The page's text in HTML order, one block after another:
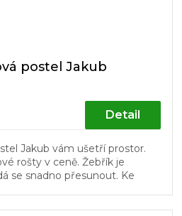
postel Jakub
Detail
Jakub vám ušetří prostor.
rošty v ceně. Žebřík je
se snadno přesunout. Ke